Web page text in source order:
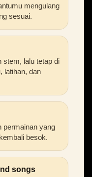
mengulang
sesuai.
stem, lalu tetap di
latihan, dan
permainan yang
besok.
songs